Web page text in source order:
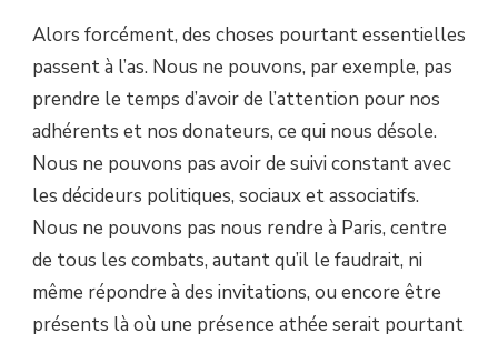
Alors forcément, des choses pourtant essentielles
passent à l’as. Nous ne pouvons, par exemple, pas
prendre le temps d’avoir de l’attention pour nos
adhérents et nos donateurs, ce qui nous désole.
Nous ne pouvons pas avoir de suivi constant avec
les décideurs politiques, sociaux et associatifs.
Nous ne pouvons pas nous rendre à Paris, centre
de tous les combats, autant qu’il le faudrait, ni
même répondre à des invitations, ou encore être
présents là où une présence athée serait pourtant